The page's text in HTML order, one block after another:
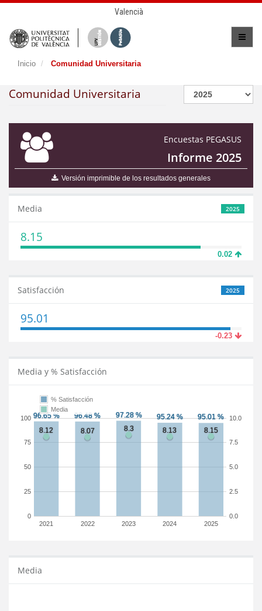
Valencià
Inicio Comunidad Universitaria
Comunidad Universitaria
Encuestas PEGASUS
Informe 2025
Versión imprimible de los resultados generales
2025
Media
8.15
0.02
2025
Satisfacción
95.01
-0.23
Media y % Satisfacción
2021 2022 2023 2024 2025
0
25
50
75
100
0.0
2.5
5.0
7.5
10.0
% Satisfacción
Media
Media